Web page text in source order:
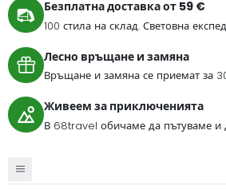
Безплатна доставка от 59 €
100 стила на склад. Световна
Лесно връщане и замяна
Връщане и замяна се приемат за
Живеем за приключенията
В 68travel обичаме да пътуваме и